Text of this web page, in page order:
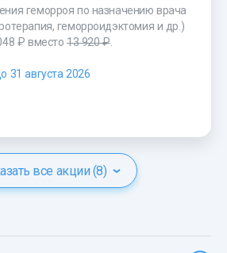
геморроя по назначению врача
геморроидэктомия и др.)
₽ вместо 13 920 ₽.
31 августа 2026
все акции (8)